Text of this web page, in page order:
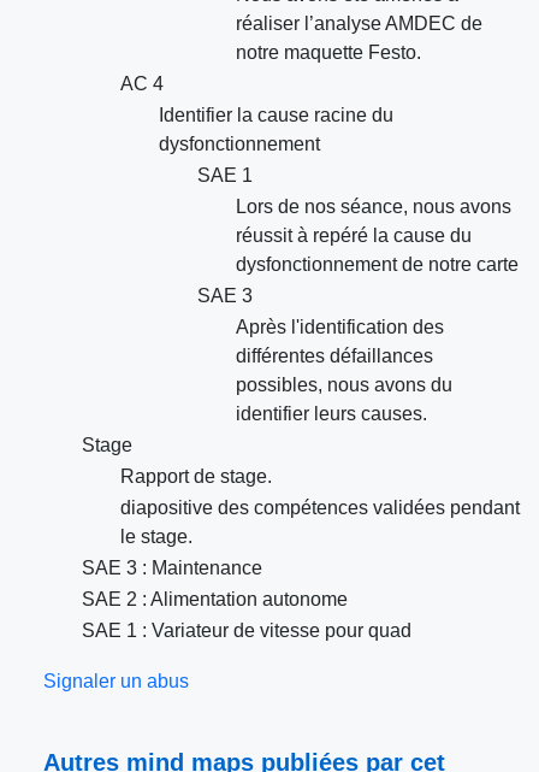
réaliser l’analyse AMDEC de
notre maquette Festo.
AC 4
Identifier la cause racine du
dysfonctionnement
SAE 1
Lors de nos séance, nous avons
réussit à repéré la cause du
dysfonctionnement de notre carte
SAE 3
Après l'identification des
différentes défaillances
possibles, nous avons du
identifier leurs causes.
Stage
Rapport de stage.
diapositive des compétences validées pendant
le stage.
SAE 3 : Maintenance
SAE 2 : Alimentation autonome
SAE 1 : Variateur de vitesse pour quad
Signaler un abus
Autres mind maps publiées par cet